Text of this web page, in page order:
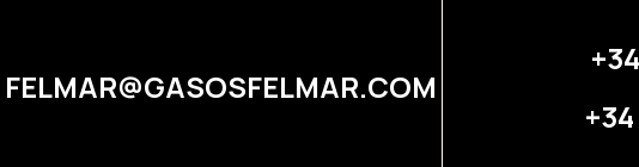
FELMAR@GASOSFELMAR.COM